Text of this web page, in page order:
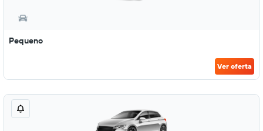
Pequeno
Ver oferta